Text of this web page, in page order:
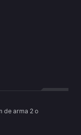
de arma 2 o